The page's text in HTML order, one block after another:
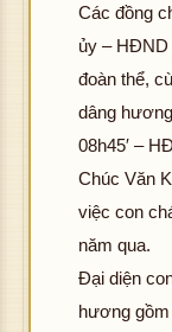
Các đồng
ủy – HĐND
đoàn thể,
dâng
08h45′ –
Chúc Văn
việc con
năm qua.
Đại diện
hương gồm